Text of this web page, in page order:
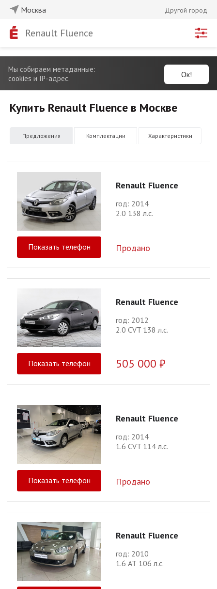
Москва Другой город
Renault Fluence
Мы собираем метаданные:
cookies и IP-адрес.
Ок!
Купить Renault Fluence в Москве
Предложения Комплектации Характеристики
Renault Fluence
год: 2014
2.0 138 л.с.
Показать телефон Продано
Renault Fluence
год: 2012
2.0 CVT 138 л.с.
Показать телефон 505 000 ₽
Renault Fluence
год: 2014
1.6 CVT 114 л.с.
Показать телефон Продано
Renault Fluence
год: 2010
1.6 АТ 106 л.с.